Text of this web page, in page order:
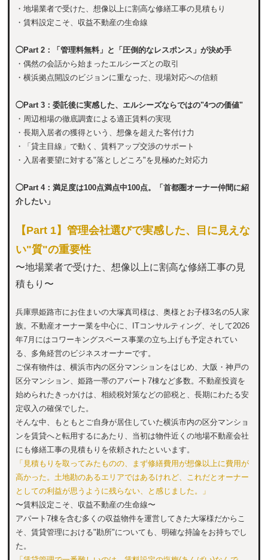
・地場業者で受けた、想像以上に割高な修繕工事の見積もり
・賃料設定こそ、収益不動産の生命線
◯Part 2：「管理料無料」と「圧倒的なレスポンス」が決め手
・偶然の会話から始まったエルシーズとの取引
・横浜拠点開設のビジョンに重なった、現場対応への信頼
◯Part 3：委託後に実感した、エルシーズならではの"4つの価値"
・周辺相場の徹底調査による適正賃料の実現
・長期入居者の獲得という、想像を超えた客付け力
・「貸主目線」で動く、賃料アップ交渉のサポート
・入居者要望に対する"落としどころ"を見極めた対応力
◯Part 4：満足度は100点満点中100点。「首都圏オーナー仲間に紹
介したい」
【Part 1】管理会社選びで実感した、目に見えな
い"質"の重要性
〜地場業者で受けた、想像以上に割高な修繕工事の見
積もり〜
兵庫県姫路市にお住まいの大塚真司様は、奥様とお子様3名の5人家
族。不動産オーナー業を中心に、ITコンサルティング、そして2026
年7月にはコワーキングスペース事業の立ち上げも予定されてい
る、多角経営のビジネスオーナーです。
ご保有物件は、横浜市内の区分マンションをはじめ、大阪・神戸の
区分マンション、姫路一帯のアパート7棟など多数。不動産投資を
始められたきっかけは、相続税対策などの節税と、長期にわたる安
定収入の確保でした。
そんな中、もともとご自身が居住していた横浜市内の区分マンショ
ンを賃貸へと転用するにあたり、当初は物件近くの地場不動産会社
にも修繕工事の見積もりを依頼されたといいます。
「見積もりを取ってみたものの、まず修繕費用が想像以上に費用が
高かった。土地勘のあるエリアではあるけれど、これだとオーナー
としての利益が思うように残らない、と感じました。」
〜賃料設定こそ、収益不動産の生命線〜
アパート7棟を含む多くの収益物件を運営してきた大塚様だからこ
そ、賃貸管理における"勘所"についても、明確な持論をお持ちでし
た。